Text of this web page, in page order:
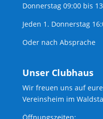
Donnerstag 09:00 bis
Jeden 1. Donnerstag
Oder nach Absprache
Unser Clubhaus
Wir freuen uns auf
Vereinsheim im